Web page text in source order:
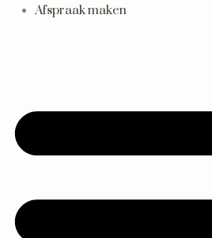
Afspraak maken